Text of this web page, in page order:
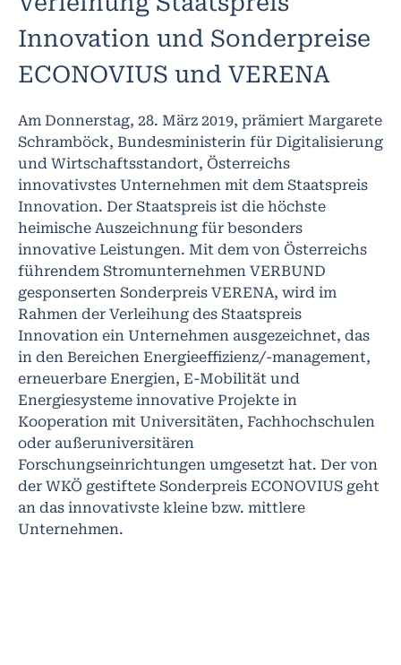
Innovation und Sonderpreise
ECONOVIUS und VERENA
Am Donnerstag, 28. März 2019, prämiert Margarete
Schramböck, Bundesministerin für Digitalisierung
und Wirtschaftsstandort, Österreichs
innovativstes Unternehmen mit dem Staatspreis
Innovation. Der Staatspreis ist die höchste
heimische Auszeichnung für besonders
innovative Leistungen. Mit dem von Österreichs
führendem Stromunternehmen VERBUND
gesponserten Sonderpreis VERENA, wird im
Rahmen der Verleihung des Staatspreis
Innovation ein Unternehmen ausgezeichnet, das
in den Bereichen Energieeffizienz/-management,
erneuerbare Energien, E-Mobilität und
Energiesysteme innovative Projekte in
Kooperation mit Universitäten, Fachhochschulen
oder außeruniversitären
Forschungseinrichtungen umgesetzt hat. Der von
der WKÖ gestiftete Sonderpreis ECONOVIUS geht
an das innovativste kleine bzw. mittlere
Unternehmen.